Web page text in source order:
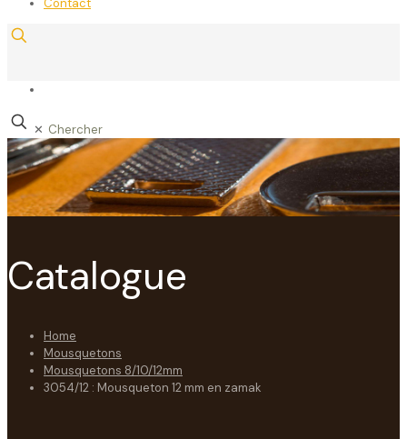
Contact
✕
Catalogue
Home
Mousquetons
Mousquetons 8/10/12mm
3054/12 : Mousqueton 12 mm en zamak